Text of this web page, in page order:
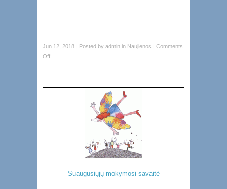
Jun 12, 2018 | Posted by admin in Naujienos | Comments
Off
Suaugusiųjų mokymosi savaitė